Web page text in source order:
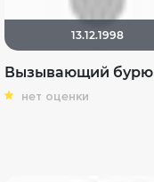
13.12.1998
Вызывающий бурю
нет оценки